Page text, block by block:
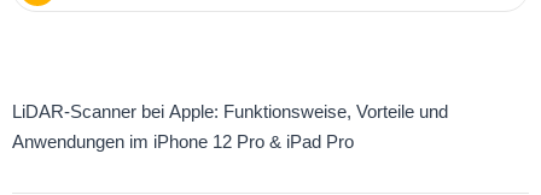
Ihre Bibliothek professionell auf
LiDAR-Scanner bei Apple: Funktionsweise, Vorteile und
Anwendungen im iPhone 12 Pro & iPad Pro